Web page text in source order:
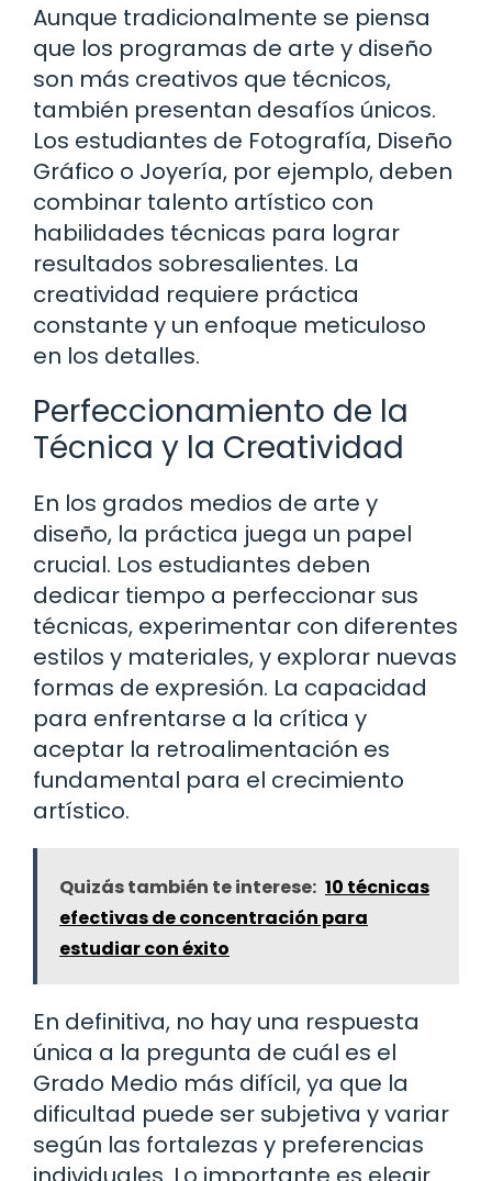
Aunque tradicionalmente se piensa
que los programas de arte y diseño
son más creativos que técnicos,
también presentan desafíos únicos.
Los estudiantes de Fotografía, Diseño
Gráfico o Joyería, por ejemplo, deben
combinar talento artístico con
habilidades técnicas para lograr
resultados sobresalientes. La
creatividad requiere práctica
constante y un enfoque meticuloso
en los detalles.
Perfeccionamiento de la
Técnica y la Creatividad
En los grados medios de arte y
diseño, la práctica juega un papel
crucial. Los estudiantes deben
dedicar tiempo a perfeccionar sus
técnicas, experimentar con diferentes
estilos y materiales, y explorar nuevas
formas de expresión. La capacidad
para enfrentarse a la crítica y
aceptar la retroalimentación es
fundamental para el crecimiento
artístico.
Quizás también te interese: 10 técnicas
efectivas de concentración para
estudiar con éxito
En definitiva, no hay una respuesta
única a la pregunta de cuál es el
Grado Medio más difícil, ya que la
dificultad puede ser subjetiva y variar
según las fortalezas y preferencias